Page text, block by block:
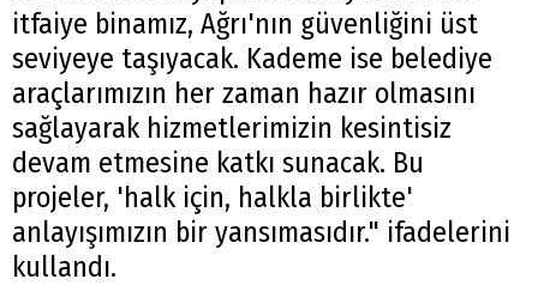
itfaiye binamız, Ağrı'nın güvenliğini üst
seviyeye taşıyacak. Kademe ise belediye
araçlarımızın her zaman hazır olmasını
sağlayarak hizmetlerimizin kesintisiz
devam etmesine katkı sunacak. Bu
projeler, 'halk için, halkla birlikte'
anlayışımızın bir yansımasıdır." ifadelerini
kullandı.